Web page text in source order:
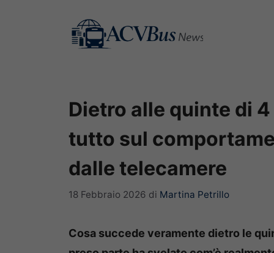
Dietro alle quinte di
tutto sul
dalle telecamere
18 Febbraio 2026 di Martina Petrillo
Cosa succede veramente dietro le